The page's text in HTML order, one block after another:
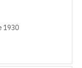
1930